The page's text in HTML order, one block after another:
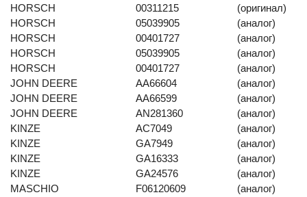
HORSCH
00311215
(оригинал)
HORSCH
05039905
(аналог)
HORSCH
00401727
(аналог)
HORSCH
05039905
(аналог)
HORSCH
00401727
(аналог)
JOHN DEERE
AA66604
(аналог)
JOHN DEERE
AA66599
(аналог)
JOHN DEERE
AN281360
(аналог)
KINZE
AC7049
(аналог)
KINZE
GA7949
(аналог)
KINZE
GA16333
(аналог)
KINZE
GA24576
(аналог)
MASCHIO
F06120609
(аналог)